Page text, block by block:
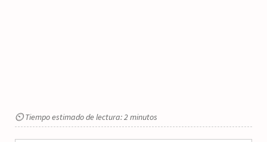
⏲ Tiempo estimado de lectura: 2 minutos